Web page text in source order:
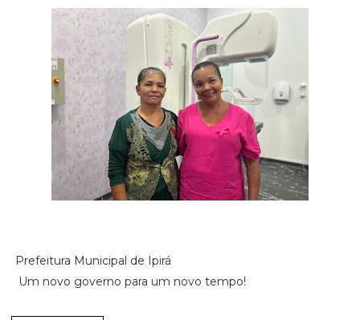
Prefeitura Municipal de Ipirá
Um novo governo para um novo tempo!